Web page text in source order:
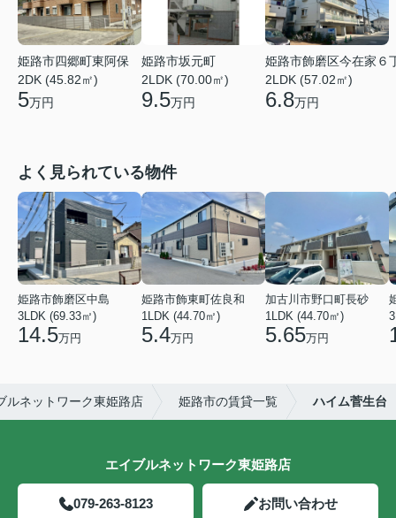
姫路市四郷町東阿保
2DK (45.82㎡)
5万円
姫路市坂元町
2LDK (70.00㎡)
9.5万円
姫路市飾磨区今在家６
2LDK (57.02㎡)
6.8万円
よく見られている物件
姫路市飾磨区中島
3LDK (69.33㎡)
14.5万円
姫路市飾東町佐良和
1LDK (44.70㎡)
5.4万円
加古川市野口町長砂
1LDK (44.70㎡)
5.65万円
ルネットワーク東姫路店 姫路市の賃貸一覧 ハイム菅生台
エイブルネットワーク東姫路店
079-263-8123 お問い合わせ